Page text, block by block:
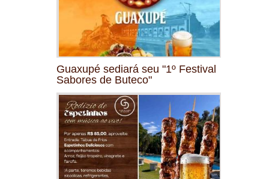
Guaxupé sediará seu "1º Festival
Sabores de Buteco"